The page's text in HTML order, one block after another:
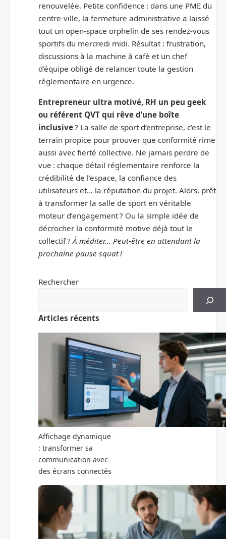
renouvelée. Petite confidence : dans une PME du
centre-ville, la fermeture administrative a laissé
tout un open-space orphelin de ses rendez-vous
sportifs du mercredi midi. Résultat : frustration,
discussions à la machine à café et un chef
d’équipe obligé de relancer toute la gestion
réglementaire en urgence.
Entrepreneur ultra motivé, RH un peu geek
ou référent QVT qui rêve d’une boîte
inclusive? La salle de sport d’entreprise, c’est le
terrain propice pour prouver que conformité rime
aussi avec fierté collective. Ne jamais perdre de
vue : chaque détail réglementaire renforce la
crédibilité de l’espace, la confiance des
utilisateurs et… la réputation du projet. Alors, prêt
à transformer la salle de sport en véritable
moteur d’engagement ? Ou la simple idée de
décrocher la conformité motive déjà tout le
collectif ?À méditer… Peut-être en attendant la
prochaine pause squat !
Rechercher
Articles récents
Affichage dynamique
: transformer sa
communication avec
des écrans connectés